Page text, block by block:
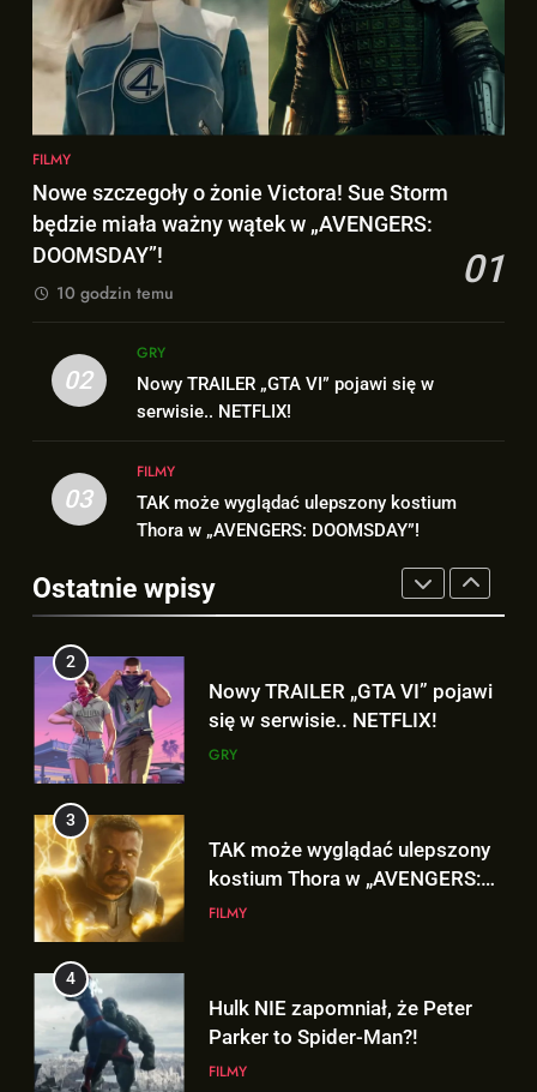
Trailer „AVENGERS: ENDGAME
ENCORE” nadchodzi!
FILMY
8
formą Hugh Jackmana!
FILMY
1
ważny wątek w „AVENGERS:
DOOMSDAY”!
FILMY
się w serwisie.. NETFLIX!
3
DOOMSDAY”!
FILMY
4
FILMY
5
sceny po napisach „SPIDER-
MAN: BRAND NEW DAY”!
FILMY
FILMY
Nowe szczegoły o żonie Victora! Sue Storm
będzie miała ważny wątek w „AVENGERS:
DOOMSDAY”!
01
10 godzin temu
02
GRY
Nowy TRAILER „GTA VI” pojawi się w
serwisie.. NETFLIX!
03
FILMY
TAK może wyglądać ulepszony kostium
Thora w „AVENGERS: DOOMSDAY”!
Ostatnie wpisy
6
Kolejne informacje o roli
Lokiego w „AVENGERS:
DOOMSDAY”!
FILMY
7
Trailer „AVENGERS: ENDGAME
Wiemy KTO stoi za niesamowitą
formą Hugh Jackmana!
1
Nowe szczegoły o żonie
Victora! Sue Storm będzie miała
ważny wątek w „AVENGERS:
DOOMSDAY”!
FILMY
2
Nowy TRAILER „GTA VI” pojawi
się w serwisie.. NETFLIX!
GRY
3
TAK może wyglądać ulepszony
kostium Thora w „AVENGERS:
DOOMSDAY”!
FILMY
4
Hulk NIE zapomniał, że Peter
Parker to Spider-Man?!
FILMY